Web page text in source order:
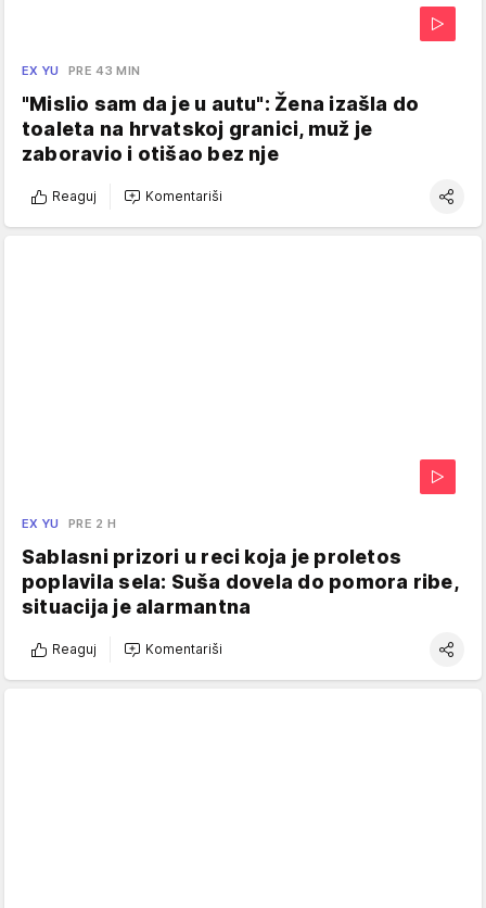
EX YU PRE 43 MIN
"Mislio sam da je u autu": Žena izašla do
toaleta na hrvatskoj granici, muž je
zaboravio i otišao bez nje
Reaguj Komentariši
EX YU PRE 2 H
Sablasni prizori u reci koja je proletos
poplavila sela: Suša dovela do pomora ribe,
situacija je alarmantna
Reaguj Komentariši